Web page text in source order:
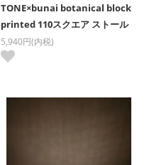
TONE×bunai botanical block
printed 110スクエア ストール
5,940円(内税)